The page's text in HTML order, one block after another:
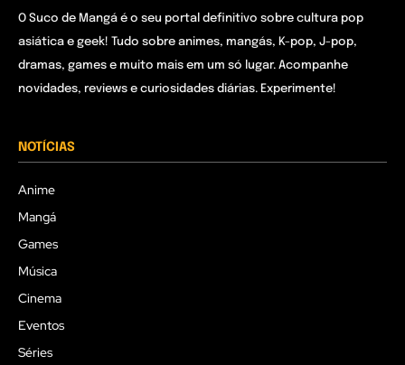
O Suco de Mangá é o seu portal definitivo sobre cultura pop
asiática e geek! Tudo sobre animes, mangás, K-pop, J-pop,
dramas, games e muito mais em um só lugar. Acompanhe
novidades, reviews e curiosidades diárias. Experimente!
NOTÍCIAS
Anime
Mangá
Games
Música
Cinema
Eventos
Séries